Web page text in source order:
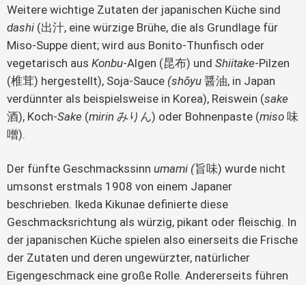
Weitere wichtige Zutaten der japanischen Küche sind
dashi (出汁, eine würzige Brühe, die als Grundlage für
Miso-Suppe dient; wird aus Bonito-Thunfisch oder
vegetarisch aus Konbu-Algen (昆布) und Shiitake-Pilzen
(椎茸) hergestellt), Soja-Sauce (shōyu 醤油, in Japan
verdünnter als beispielsweise in Korea), Reiswein (sake
酒), Koch-Sake (mirin みりん) oder Bohnenpaste (miso 味
噌).
Der fünfte Geschmackssinn umami (旨味) wurde nicht
umsonst erstmals 1908 von einem Japaner
beschrieben. Ikeda Kikunae definierte diese
Geschmacksrichtung als würzig, pikant oder fleischig. In
der japanischen Küche spielen also einerseits die Frische
der Zutaten und deren ungewürzter, natürlicher
Eigengeschmack eine große Rolle. Andererseits führen